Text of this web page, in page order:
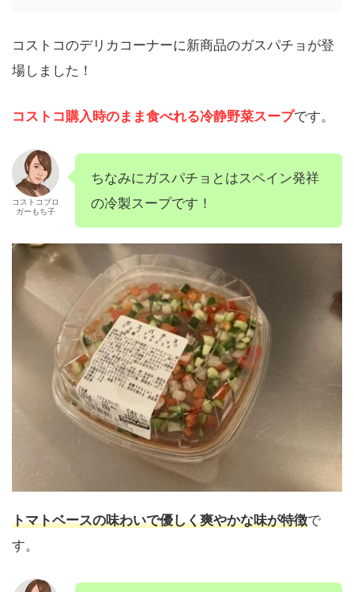
コストコのデリカコーナーに新商品のガスパチョが登
場しました！
コストコ購入時のまま食べれる冷静野菜スープです。
コストコブロ
ガーもち子
ちなみにガスパチョとはスペイン発祥
の冷製スープです！
トマトベースの味わいで優しく爽やかな味が特徴で
す。